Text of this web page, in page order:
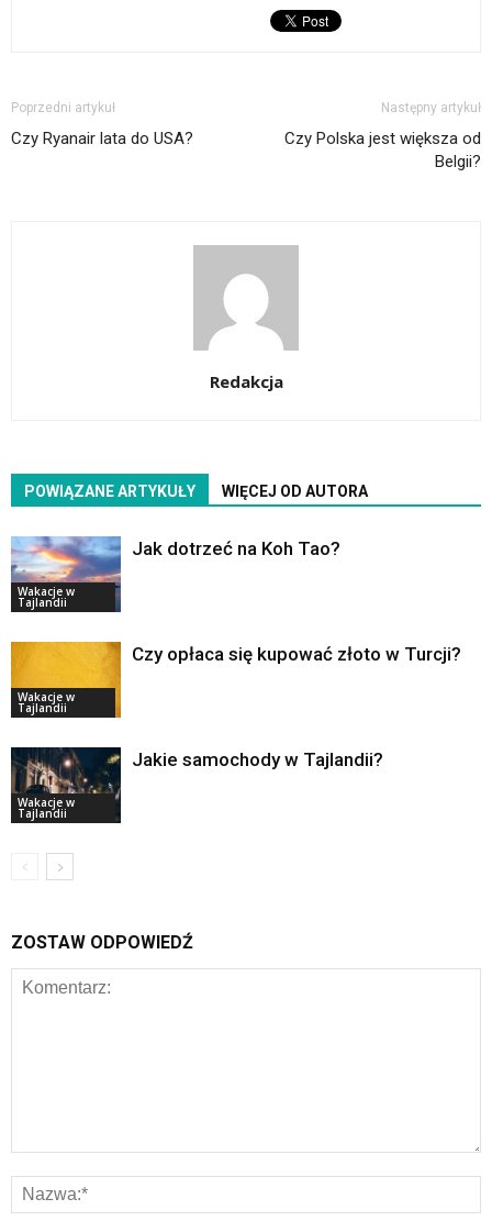
Poprzedni artykuł
Czy Ryanair lata do USA?
Następny artykuł
Czy Polska jest większa od
Belgii?
Redakcja
POWIĄZANE ARTYKUŁY WIĘCEJ OD AUTORA
Wakacje w
Tajlandii
Jak dotrzeć na Koh Tao?
Wakacje w
Tajlandii
Czy opłaca się kupować złoto w Turcji?
Wakacje w
Tajlandii
Jakie samochody w Tajlandii?
ZOSTAW ODPOWIEDŹ